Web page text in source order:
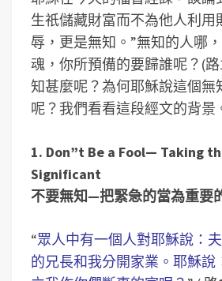
生祇儲藏財富而不為他人利用
辱，更是無知。”無知的人哪
魂，你所預備的要歸誰呢？(路
知甚麼呢？為何耶穌說這個無
呢？我們看看這段經文的背景
1. Don”t Be a Fool— Taking
Significant
不要無知—把緊急的當為重要
“眾人中有一個人對耶穌說：
的兄長和我分開家業。耶穌說